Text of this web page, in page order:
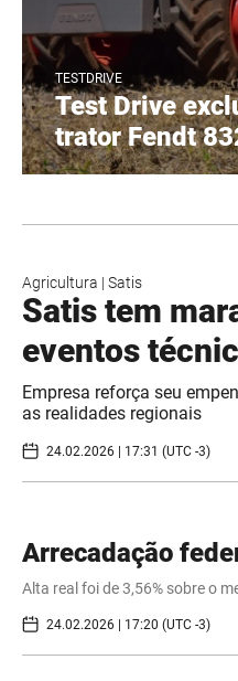
TESTDRIVE
Test Drive
trator Fendt
Agricultura | Satis
Satis tem
eventos
Empresa reforça seu
as realidades regionais
24.02.2026 | 17:31 (UTC -3)
Arrecadação
Alta real foi de 3,56% sobre o
24.02.2026 | 17:20 (UTC -3)